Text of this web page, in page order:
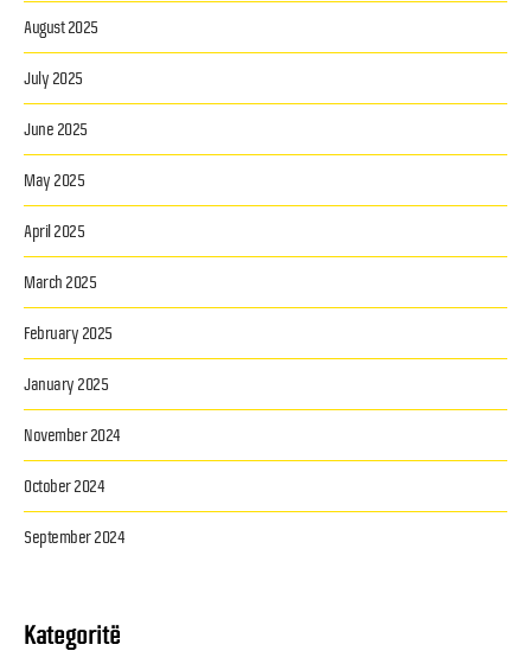
August 2025
July 2025
June 2025
May 2025
April 2025
March 2025
February 2025
January 2025
November 2024
October 2024
September 2024
Kategoritë